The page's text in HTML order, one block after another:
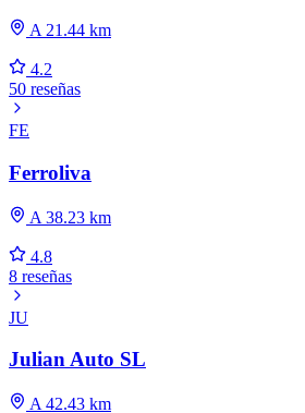
A 21.44 km
4.2
50 reseñas
FE
Ferroliva
A 38.23 km
4.8
8 reseñas
JU
Julian Auto SL
A 42.43 km